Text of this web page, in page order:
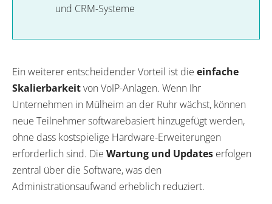
und CRM-Systeme
Ein weiterer entscheidender Vorteil ist die einfache
Skalierbarkeitvon VoIP-Anlagen. Wenn Ihr
Unternehmen in Mülheim an der Ruhr wächst, können
neue Teilnehmer softwarebasiert hinzugefügt werden,
ohne dass kostspielige Hardware-Erweiterungen
erforderlich sind. Die Wartung und Updates erfolgen
zentral über die Software, was den
Administrationsaufwand erheblich reduziert.